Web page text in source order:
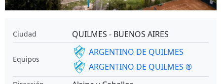
Ciudad QUILMES - BUENOS AIRES
Equipos
ARGENTINO DE QUILMES
ARGENTINO DE QUILMES ®